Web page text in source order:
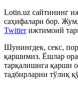
Lotin.uz сайтининг
саҳифалари бор.
Twitter ижтимоий
Шунингдек, секс,
қаршимиз. Ёшлар
тарқалишига қарши
тадбирларни тўлиқ